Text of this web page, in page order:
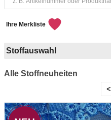
Ihre Merkliste
Stoffauswahl
Alle Stoffneuheiten
<